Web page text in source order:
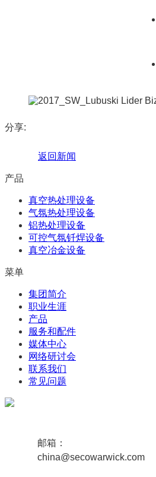
分享:
返回新闻
产品
真空热处理设备
气氛热处理设备
铝热处理设备
可控气氛钎焊设备
真空冶金设备
菜单
集团简介
职业生涯
产品
服务和配件
媒体中心
网络研讨会
联系我们
常见问题
邮箱：
china@secowarwick.com